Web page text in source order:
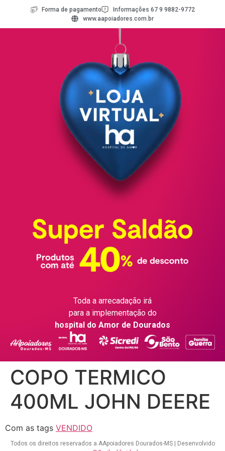
Forma de pagamento
Informações 67 9 9882-9772
www.aapoiadores.com.br
Toda a arrecadação irá
para a implementação do
hospital do Amor de Dourados
COPO TERMICO
400ML JOHN DEERE
Com as tags VENDIDO
Todos os direitos reservados a AApoiadores Dourados-MS | Desenvolvido